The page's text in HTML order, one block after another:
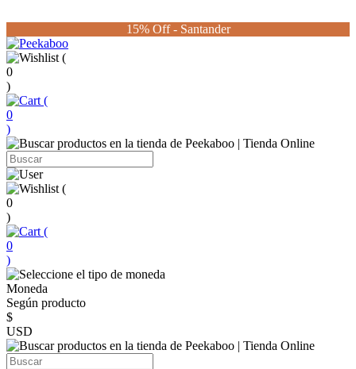
15% Off - Santander
(
0
)
(
0
)
(
0
)
(
0
)
Moneda
Según producto
$
USD